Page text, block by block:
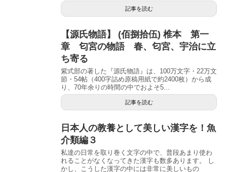
記事を読む
【源氏物語】 (佰捌拾伍) 椎本 第一
章 匂宮の物語 春、匂宮、宇治に立
ち寄る
紫式部の著した『源氏物語』は、100万文字・22万文
節・54帖（400字詰め原稿用紙で約2400枚）から成
り、70年余りの時間の中でおよそ5...
記事を読む
日本人の教養として美しい漢字を！魚
介類編３
私達の日常を取り巻く文字の中で、普段あまり使わ
れることがなくなってきた漢字も数多あります。 し
かし、こうした漢字の中には非常に美しいもの